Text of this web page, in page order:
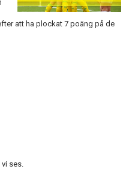
att ha plockat 7 poäng på de
ses.